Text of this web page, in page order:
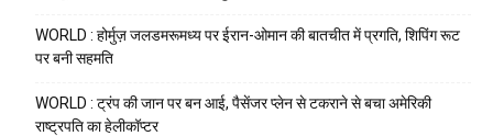
WORLD : होर्मुज़ जलडमरूमध्य पर ईरान-ओमान की बातचीत में प्रगति, शिपिंग रूट
पर बनी सहमति
WORLD : ट्रंप की जान पर बन आई, पैसेंजर प्लेन से टकराने से बचा अमेरिकी
राष्ट्रपति का हेलीकॉप्टर